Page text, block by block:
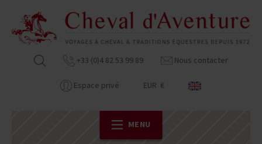
+33 (0)4 82 53 99 89 Nous contacter
Espace privé EUR €
MENU